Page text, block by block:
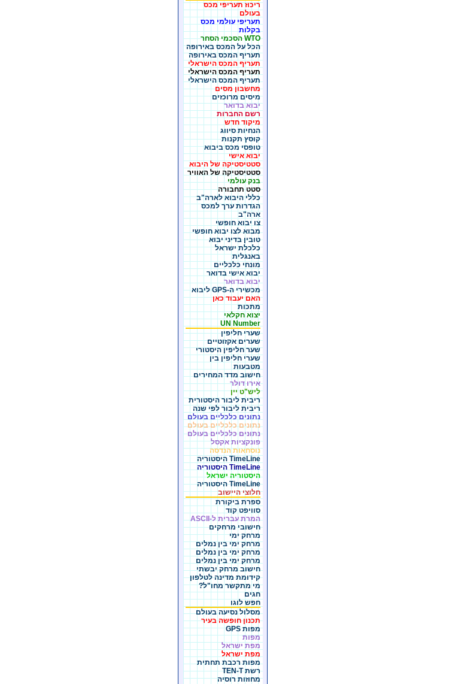
ריכוז תעריפי מכס
בעולם
תעריפי עולמי מכס
בקלות
WTO הסכמי הסחר
הכל על המכס באירופה
תעריף המכס באירופה
תעריף המכס הישראלי
תעריף המכס הישראלי
תעריף המכס הישראלי
מחשבון מסים
מיסים מרוכזים
יבוא בדואר
רשם החברות
מיקוד חדש
הנחיות סיווג
קוסץ תקנות
טופסי מכס ביבוא
יבוא אישי
סטטיסטיקה של היבוא
סטטיסטיקה של האוויר
בנק עולמי
סטט תחבורה
כללי היבוא לארה"ב
הגדרות ערך למכס
ארה"ב
צו יבוא חופשי
מבוא לצו יבוא חופשי
טובין בדיני יבוא
כלכלת ישראל
באנגלית
מונחי כלכליים
יבוא אישי בדואר
יבוא בדואר
מכשירי ה-GPS ליבוא
האם יעבוד כאן
מתכות
יצוא חקלאי
UN Number
שערי חליפין
שערים אקזוטיים
שער חליפין היסטורי
שערי חליפין בין
מטבעות
חישוב מדד המחירים
אירו דולר
ליש"ט יין
ריבית ליבור היסטורית
ריבית ליבור לפי שנה
נתונים כלכליים בעולם
נתונים כלכליים בעולם
נתונים כלכליים בעולם
פונקציות אקסל
נוסחאות הנדסה
TimeLine היסטוריה
TimeLine היסטוריה
היסטוריה ישראל
TimeLine היסטוריה
חלוצי היישוב
ספרת ביקורת
סוויפט קוד
המרת עברית ל-ASCII
חישובי מרחקים
מרחק ימי
מרחק ימי בין נמלים
מרחק ימי בין נמלים
מרחק ימי בין נמלים
חישוב מרחק יבשתי
קידומת מדינה לטלפון
מי מתקשר מחו"ל?
חגים
חפש לוגו
מסלול נסיעה בעולם
תכנון חופשה בעיר
מפות GPS
מפות
מפת ישראל
מפת ישראל
מפות רכבת תחתית
רשת TEN-T
מחוזות רוסיה